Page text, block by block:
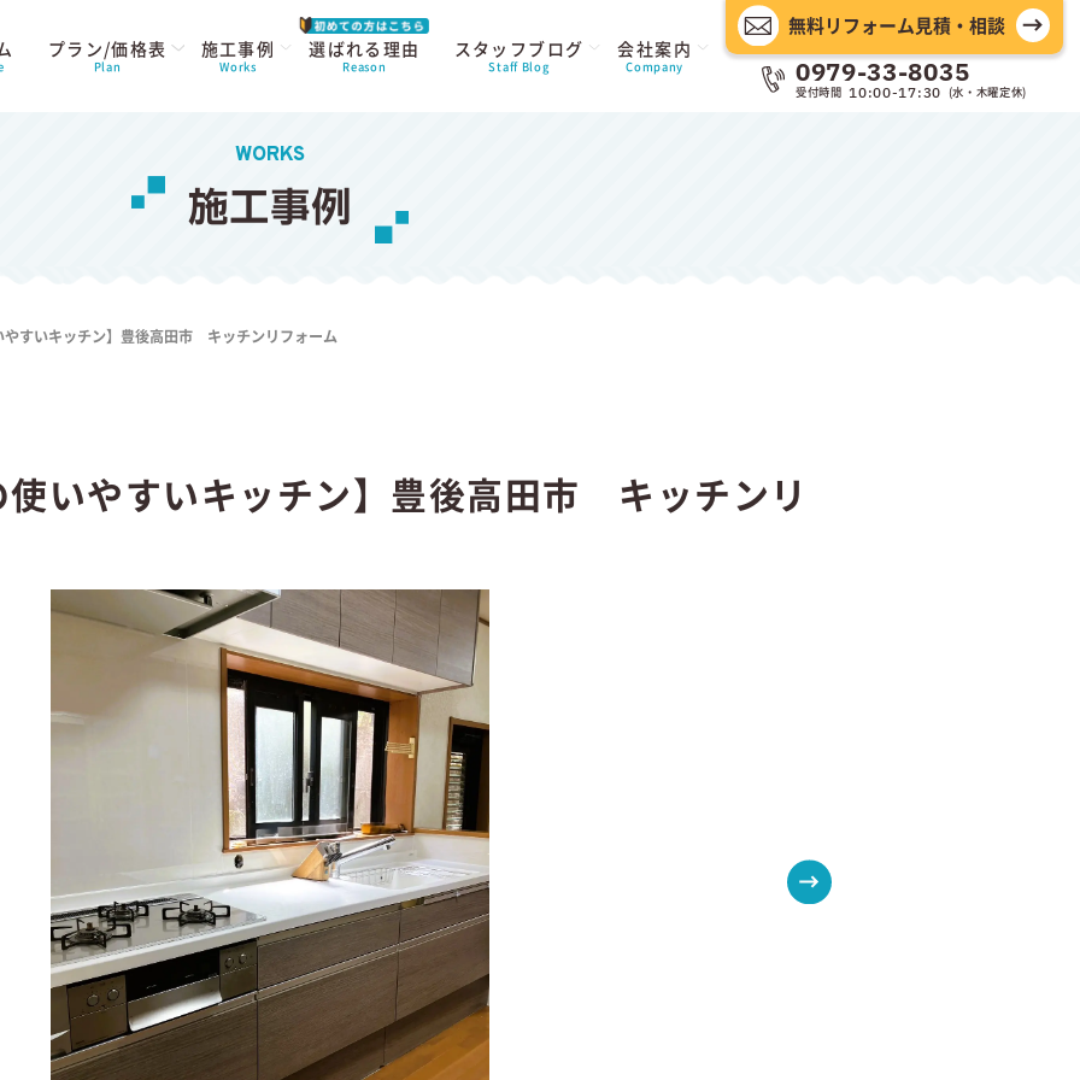
プラン/価格表
Plan
施工事例
Works
選ばれる理由
Reason
スタッフブログ
Staff Blog
会社案内
Company
無料リフォーム見積・相談
0979-33-8035
受付時間 10:00-17:30 (水・木曜定休)
WORKS
施工事例
やすいキッチン】豊後高田市 キッチンリフォーム
いやすいキッチン】豊後高田市 キッチンリ